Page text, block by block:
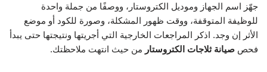
جهّز اسم الجهاز وموديل الكتروستار، ووصفًا من جملة واحدة
للوظيفة المتوقفة، ووقت ظهور المشكلة، وصورة للكود أو موضع
الأثر إن وجد. اذكر المراجعات الخارجية التي أجريتها ونتيجتها حتى يبدأ
فحص صيانة ثلاجات الكتروستار من حيث انتهت ملاحظتك.